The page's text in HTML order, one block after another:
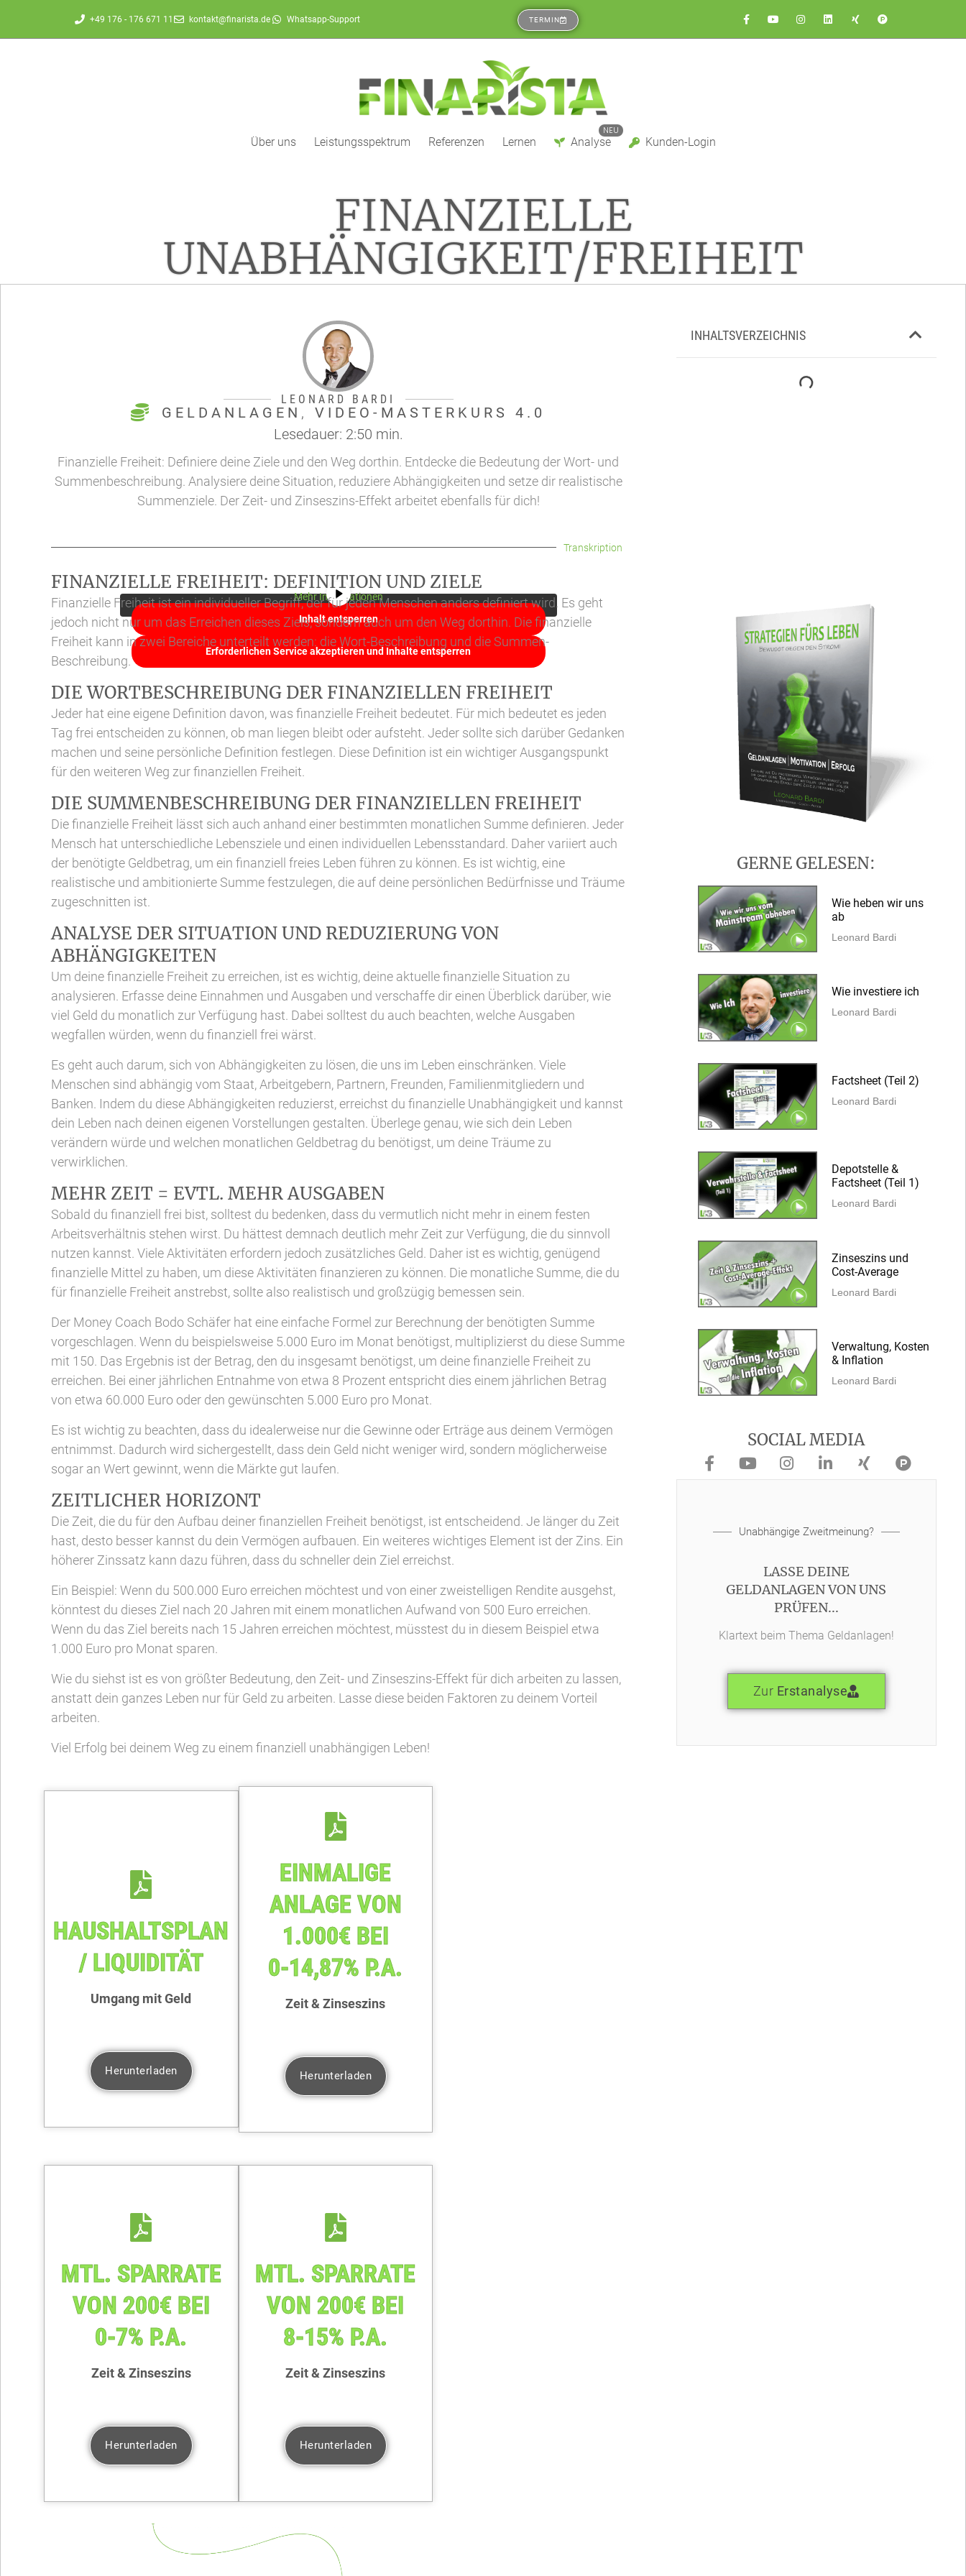
+49 176 - 176 671 11 kontakt@finarista.de Whatsapp-Support TERMIN
Über uns Leistungsspektrum Referenzen Lernen Analyse
NEU
Kunden-Login
FINANZIELLE
UNABHÄNGIGKEIT/FREIHEIT
LEONARD BARDI
GELDANLAGEN ,VIDEO-MASTERKURS 4.0
Lesedauer: 2:50 min.
Finanzielle Freiheit: Definiere deine Ziele und den Weg dorthin. Entdecke die Bedeutung der Wort- und
Summenbeschreibung. Analysiere deine Situation, reduziere Abhängigkeiten und setze dir realistische
Summenziele. Der Zeit- und Zinseszins-Effekt arbeitet ebenfalls für dich!
Sie sehen gerade einen Platzhalterinhalt vonYouTube. Um auf den eigentlichen Inhalt
Drittanbieter weitergegeben werden.
Mehr Informationen
Inhalt entsperren
Erforderlichen Service akzeptieren und Inhalte entsperren
Transkription
FINANZIELLE FREIHEIT: DEFINITION UND ZIELE
Finanzielle Freiheit ist ein individueller Begriff, der für jeden Menschen anders definiert wird. Es geht
jedoch nicht nur um das Erreichen dieses Ziels, sondern auch um den Weg dorthin. Die finanzielle
Freiheit kann in zwei Bereiche unterteilt werden: die Wort-Beschreibung und die Summen-
Beschreibung.
DIE WORTBESCHREIBUNG DER FINANZIELLEN FREIHEIT
Jeder hat eine eigene Definition davon, was finanzielle Freiheit bedeutet. Für mich bedeutet es jeden
Tag frei entscheiden zu können, ob man liegen bleibt oder aufsteht. Jeder sollte sich darüber Gedanken
machen und seine persönliche Definition festlegen. Diese Definition ist ein wichtiger Ausgangspunkt
für den weiteren Weg zur finanziellen Freiheit.
DIE SUMMENBESCHREIBUNG DER FINANZIELLEN FREIHEIT
Die finanzielle Freiheit lässt sich auch anhand einer bestimmten monatlichen Summe definieren. Jeder
Mensch hat unterschiedliche Lebensziele und einen individuellen Lebensstandard. Daher variiert auch
der benötigte Geldbetrag, um ein finanziell freies Leben führen zu können. Es ist wichtig, eine
realistische und ambitionierte Summe festzulegen, die auf deine persönlichen Bedürfnisse und Träume
zugeschnitten ist.
ANALYSE DER SITUATION UND REDUZIERUNG VON
ABHÄNGIGKEITEN
Um deine finanzielle Freiheit zu erreichen, ist es wichtig, deine aktuelle finanzielle Situation zu
analysieren. Erfasse deine Einnahmen und Ausgaben und verschaffe dir einen Überblick darüber, wie
viel Geld du monatlich zur Verfügung hast. Dabei solltest du auch beachten, welche Ausgaben
wegfallen würden, wenn du finanziell frei wärst.
Es geht auch darum, sich von Abhängigkeiten zu lösen, die uns im Leben einschränken. Viele
Menschen sind abhängig vom Staat, Arbeitgebern, Partnern, Freunden, Familienmitgliedern und
Banken. Indem du diese Abhängigkeiten reduzierst, erreichst du finanzielle Unabhängigkeit und kannst
dein Leben nach deinen eigenen Vorstellungen gestalten. Überlege genau, wie sich dein Leben
verändern würde und welchen monatlichen Geldbetrag du benötigst, um deine Träume zu
verwirklichen.
MEHR ZEIT = EVTL. MEHR AUSGABEN
Sobald du finanziell frei bist, solltest du bedenken, dass du vermutlich nicht mehr in einem festen
Arbeitsverhältnis stehen wirst. Du hättest demnach deutlich mehr Zeit zur Verfügung, die du sinnvoll
nutzen kannst. Viele Aktivitäten erfordern jedoch zusätzliches Geld. Daher ist es wichtig, genügend
finanzielle Mittel zu haben, um diese Aktivitäten finanzieren zu können. Die monatliche Summe, die du
für finanzielle Freiheit anstrebst, sollte also realistisch und großzügig bemessen sein.
Der Money Coach Bodo Schäfer hat eine einfache Formel zur Berechnung der benötigten Summe
vorgeschlagen. Wenn du beispielsweise 5.000 Euro im Monat benötigst, multiplizierst du diese Summe
mit 150. Das Ergebnis ist der Betrag, den du insgesamt benötigst, um deine finanzielle Freiheit zu
erreichen. Bei einer jährlichen Entnahme von etwa 8 Prozent entspricht dies einem jährlichen Betrag
von etwa 60.000 Euro oder den gewünschten 5.000 Euro pro Monat.
Es ist wichtig zu beachten, dass du idealerweise nur die Gewinne oder Erträge aus deinem Vermögen
entnimmst. Dadurch wird sichergestellt, dass dein Geld nicht weniger wird, sondern möglicherweise
sogar an Wert gewinnt, wenn die Märkte gut laufen.
ZEITLICHER HORIZONT
Die Zeit, die du für den Aufbau deiner finanziellen Freiheit benötigst, ist entscheidend. Je länger du Zeit
hast, desto besser kannst du dein Vermögen aufbauen. Ein weiteres wichtiges Element ist der Zins. Ein
höherer Zinssatz kann dazu führen, dass du schneller dein Ziel erreichst.
Ein Beispiel: Wenn du 500.000 Euro erreichen möchtest und von einer zweistelligen Rendite ausgehst,
könntest du dieses Ziel nach 20 Jahren mit einem monatlichen Aufwand von 500 Euro erreichen.
Wenn du das Ziel bereits nach 15 Jahren erreichen möchtest, müsstest du in diesem Beispiel etwa
1.000 Euro pro Monat sparen.
Wie du siehst ist es von größter Bedeutung, den Zeit- und Zinseszins-Effekt für dich arbeiten zu lassen,
anstatt dein ganzes Leben nur für Geld zu arbeiten. Lasse diese beiden Faktoren zu deinem Vorteil
arbeiten.
Viel Erfolg bei deinem Weg zu einem finanziell unabhängigen Leben!
HAUSHALTSPLAN
/ LIQUIDITÄT
Umgang mit Geld
Herunterladen
EINMALIGE
ANLAGE VON
1.000€ BEI
0-14,87% P.A.
Zeit & Zinseszins
Herunterladen
GRATIS
MTL. SPARRATE
VON 200€ BEI
0-7% P.A.
Zeit & Zinseszins
Herunterladen
MTL. SPARRATE
VON 200€ BEI
8-15% P.A.
Zeit & Zinseszins
Herunterladen
GRATIS
INHALTSVERZEICHNIS
SCHON GEWUSST?
3 von 4 Menschen sortieren ihre
Geldscheine der Größe nach in
ihrer Brieftasche.
GERNE GELESEN:
Wie heben wir uns
ab
Leonard Bardi
Wie investiere ich
Leonard Bardi
Factsheet (Teil 2)
Leonard Bardi
Depotstelle &
Factsheet (Teil 1)
Leonard Bardi
Zinseszins und
Cost-Average
Leonard Bardi
Verwaltung, Kosten
& Inflation
Leonard Bardi
SOCIAL MEDIA
Unabhängige Zweitmeinung?
LASSE DEINE
GELDANLAGEN VON UNS
PRÜFEN...
Klartext beim Thema Geldanlagen!
Zur Erstanalyse